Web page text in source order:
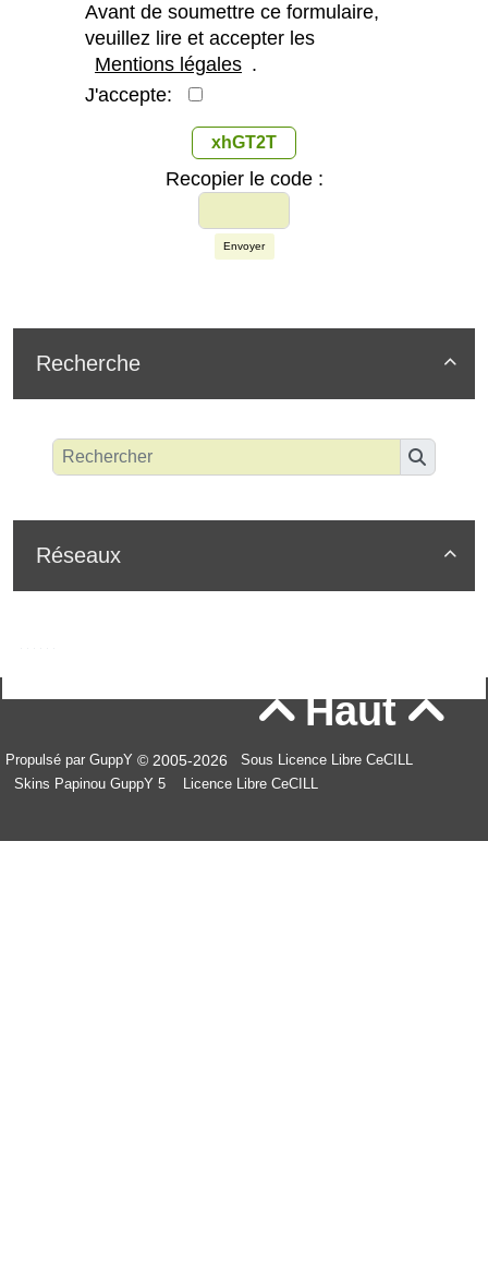
Avant de soumettre ce formulaire,
veuillez lire et accepter les
Mentions légales .
J'accepte:
xhGT2T
Recopier le code :
Envoyer

Recherche

Réseaux
Haut
Propulsé par GuppY © 2005-2026
Sous Licence Libre CeCILL
Skins Papinou GuppY 5
Licence Libre CeCILL